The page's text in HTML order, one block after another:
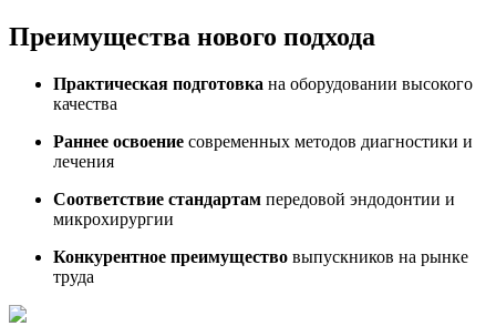
Преимущества нового подхода
Практическая подготовка на оборудовании высокого
качества
Раннее освоение современных методов диагностики и
лечения
Соответствие стандартам передовой эндодонтии и
микрохирургии
Конкурентное преимущество выпускников на рынке
труда